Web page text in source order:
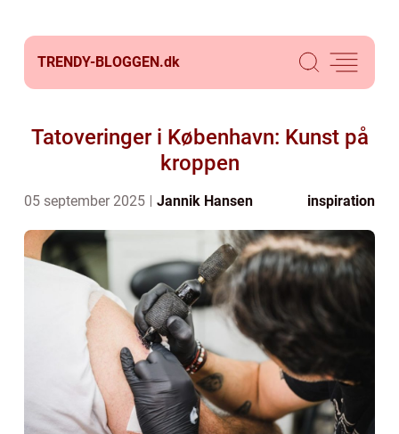
TRENDY-BLOGGEN.dk
Tatoveringer i København: Kunst på
kroppen
05 september 2025 Jannik Hansen inspiration